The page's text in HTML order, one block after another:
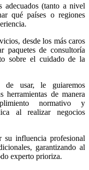
adecuados (tanto a nivel
qué países o regiones
desde los más caros
paquetes de consultoría
sobre el cuidado de la
usar, le guiaremos
herramientas de manera
normativo y
al realizar negocios
su influencia profesional
garantizando al
experto prioriza.